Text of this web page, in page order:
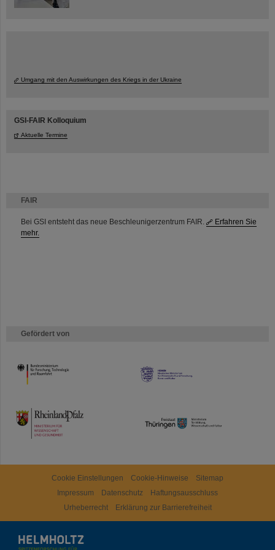
FAIR
Bei GSI entsteht das neue Beschleunigerzentrum FAIR.
Erfahren Sie
mehr.
Gefördert von
HMWK
TMWWDG
Umgang mit den Auswirkungen des Kriegs in der Ukraine
GSI-FAIR Kolloquium
Aktuelle Termine
Cookie Einstellungen Cookie-Hinweise
Sitemap
Impressum
Datenschutz
Haftungsausschluss
Urheberrecht
Erklärung zur Barrierefreiheit